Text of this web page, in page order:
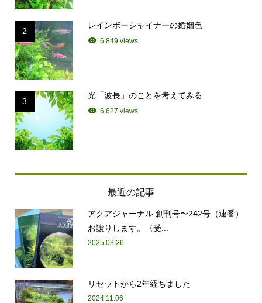
2
レインボーシャイナーの婚姻色
6,849 views
3
光「波長」のことを考えてみる
6,627 views
最近の記事
アクアジャーナル 創刊号〜242号（連番）
お譲りします。〈受...
2025.03.26
リセットから2年経ちました
2024.11.06